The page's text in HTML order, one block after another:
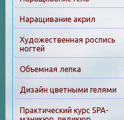
Наращивание акрил
Художественная роспись
ногтей
Объемная лепка
Дизайн цветными гелями
Практический курс SPA-